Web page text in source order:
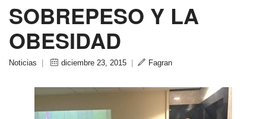
SOBREPESO Y LA
OBESIDAD
Noticias diciembre 23, 2015 Fagran